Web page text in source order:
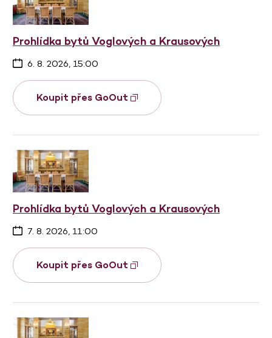
Prohlídka bytů Voglových a Krausových
6. 8. 2026, 15:00
Koupit přes GoOut
Prohlídka bytů Voglových a Krausových
7. 8. 2026, 11:00
Koupit přes GoOut